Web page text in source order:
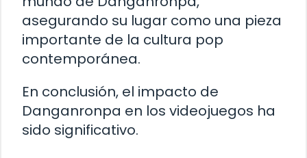
asegurando su lugar como una pieza
importante de la cultura pop
contemporánea.
En conclusión, el impacto de
Danganronpa en los videojuegos ha
sido significativo.